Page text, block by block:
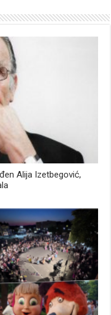
Alija Izetbegović,